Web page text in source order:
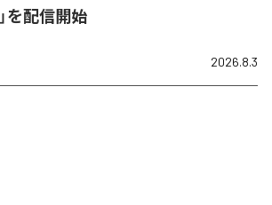
を配信開始
2026.8.3